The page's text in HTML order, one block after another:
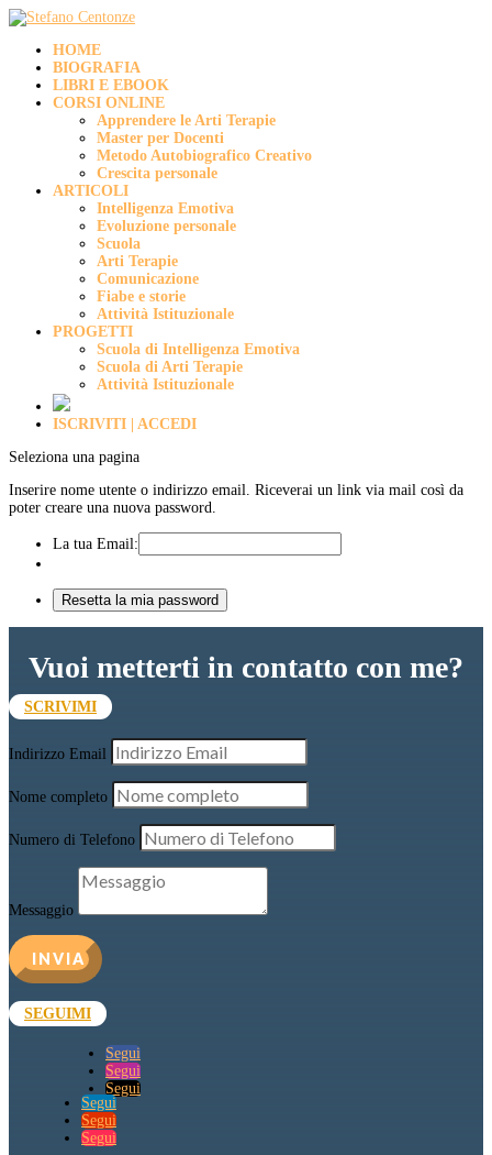
HOME
BIOGRAFIA
LIBRI E EBOOK
CORSI ONLINE
Apprendere le Arti Terapie
Master per Docenti
Metodo Autobiografico Creativo
Crescita personale
ARTICOLI
Intelligenza Emotiva
Evoluzione personale
Scuola
Arti Terapie
Comunicazione
Fiabe e storie
Attività Istituzionale
PROGETTI
Scuola di Intelligenza Emotiva
Scuola di Arti Terapie
Attività Istituzionale
ISCRIVITI | ACCEDI
Seleziona una pagina
Inserire nome utente o indirizzo email. Riceverai un link via mail così da
poter creare una nuova password.
La tua Email:
Vuoi metterti in contatto con me?
SCRIVIMI
Indirizzo Email
Nome completo
Numero di Telefono
Messaggio
INVIA
SEGUIMI
Segui
Segui
Segui
Segui
Segui
Segui